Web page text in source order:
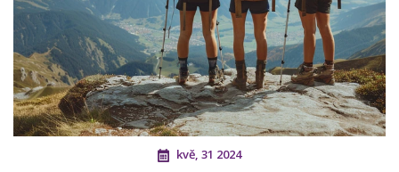
kvě, 31 2024